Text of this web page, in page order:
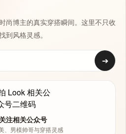
尚博主的真实穿搭瞬间。这里不只收
到风格灵感。
➔
注相关公众号
、男模帅哥与穿搭灵感